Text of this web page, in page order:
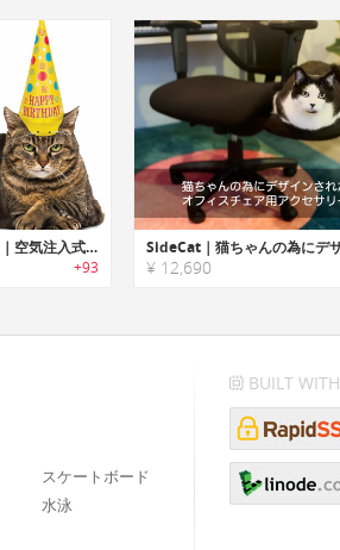
Inflatable Party Hat｜空気注入式猫ちゃん用パーティハット
+93 ¥ 12,690
スケートボード
水泳
BUILT WITH